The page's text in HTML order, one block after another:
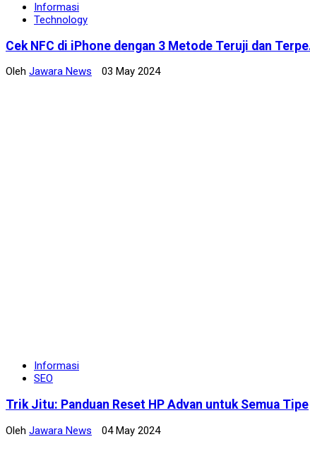
Informasi
Technology
Cek NFC di iPhone dengan 3 Metode Teruji dan
Oleh Jawara News 03 May 2024
Informasi
SEO
Trik Jitu: Panduan Reset HP Advan untuk Semua Tipe
Oleh Jawara News 04 May 2024